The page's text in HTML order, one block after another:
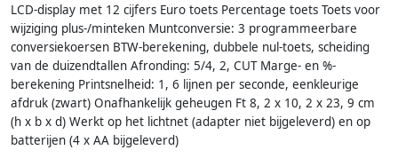
LCD-display met 12 cijfers Euro toets Percentage toets Toets voor
wijziging plus-/minteken Muntconversie: 3 programmeerbare
conversiekoersen BTW-berekening, dubbele nul-toets, scheiding
van de duizendtallen Afronding: 5/4, 2, CUT Marge- en %-
berekening Printsnelheid: 1, 6 lijnen per seconde, eenkleurige
afdruk (zwart) Onafhankelijk geheugen Ft 8, 2 x 10, 2 x 23, 9 cm
(h x b x d) Werkt op het lichtnet (adapter niet bijgeleverd) en op
batterijen (4 x AA bijgeleverd)